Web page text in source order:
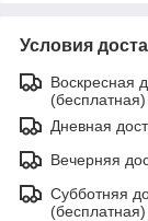
Условия
Воскресная
(бесплатная)
Дневная
Вечерняя
Субботняя
(бесплатная)